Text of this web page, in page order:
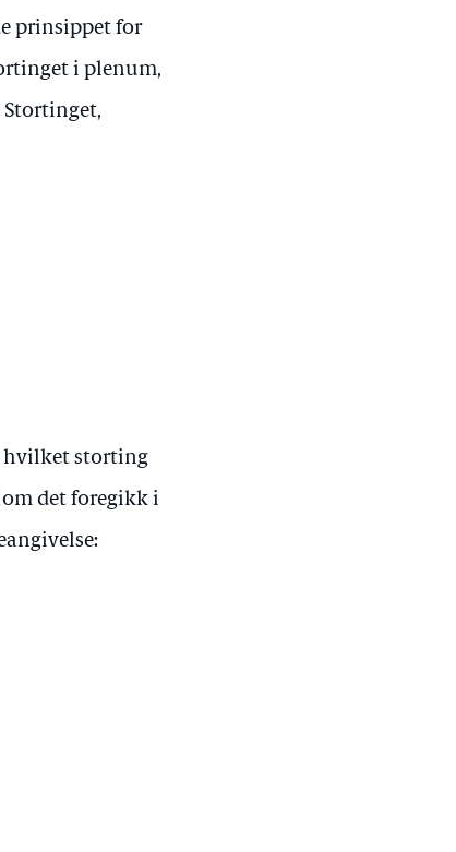
prinsippet for
i plenum,
Stortinget,
hvilket storting
det foregikk i